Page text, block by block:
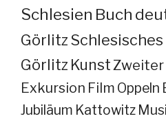
Schlesien Buch
Görlitz
Görlitz Kunst
Exkursion Film Oppeln
Jubiläum Kattowitz